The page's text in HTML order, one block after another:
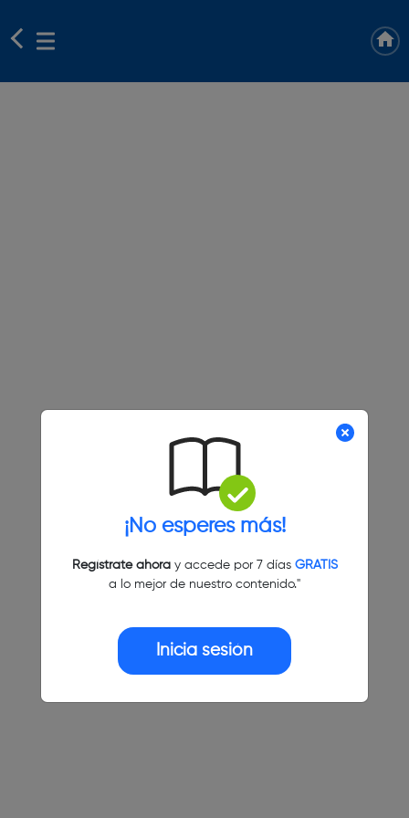
¡No esperes más!
Regístrate ahoray accede por 7 días GRATIS
a lo mejor de nuestro contenido."
Inicia sesión